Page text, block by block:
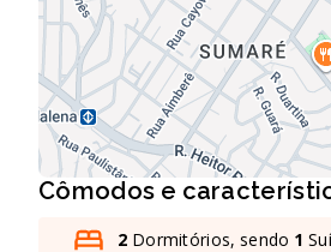
Cômodos e
2 Dormitórios, sendo 1